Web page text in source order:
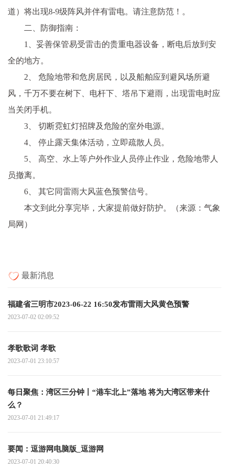
道）将出现8-9级阵风并伴有雷电。请注意防范！。
二、防御指南：
1、妥善保管易受雷击的贵重电器设备，断电后放到安
全的地方。
2、 危险地带和危房居民，以及船舶应到避风场所避
风，千万不要在树下、电杆下、塔吊下避雨，出现雷电时应
当关闭手机。
3、 切断霓虹灯招牌及危险的室外电源。
4、 停止露天集体活动，立即疏散人员。
5、 高空、水上等户外作业人员停止作业，危险地带人
员撤离。
6、 其它同雷雨大风蓝色预警信号。
本文到此分享完毕，大家提前做好防护。（来源：气象
局网）
最新消息
福建省三明市2023-06-22 16:50发布雷雨大风黄色预警
2023-07-02 02:09:52
孝歌歌词 孝歌
2023-07-01 23:10:57
每日聚焦：湾区三分钟丨“港车北上”落地 将为大湾区带来什
么？
2023-07-01 21:49:17
要闻：逗游网电脑版_逗游网
2023-07-01 20:40:30